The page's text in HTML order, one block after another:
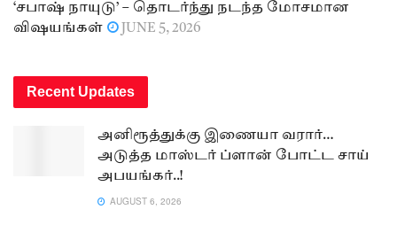
‘சபாஷ் நாயுடு’ – தொடர்ந்து நடந்த மோசமான
விஷயங்கள்
JUNE 5, 2026
Recent Updates
அனிரூத்துக்கு இணையா வரார்…
அடுத்த மாஸ்டர் ப்ளான் போட்ட சாய்
அபயங்கர்..!
AUGUST 6, 2026